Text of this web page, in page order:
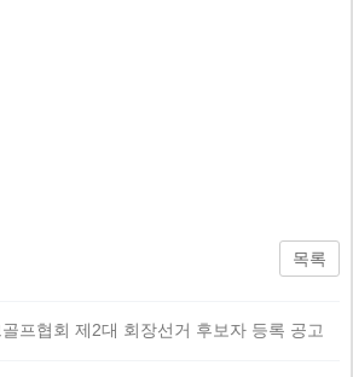
목록
프협회 제2대 회장선거 후보자 등록 공고